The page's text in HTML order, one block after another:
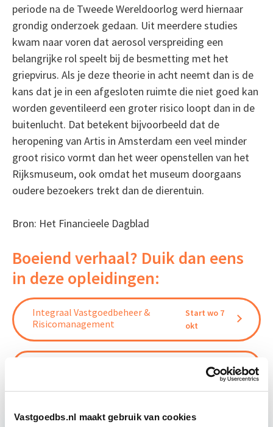
Vastgoedbs.nl maakt gebruik van cookies
periode na de Tweede Wereldoorlog werd hiernaar
grondig onderzoek gedaan. Uit meerdere studies
kwam naar voren dat aerosol verspreiding een
belangrijke rol speelt bij de besmetting met het
griepvirus. Als je deze theorie in acht neemt dan is de
kans dat je in een afgesloten ruimte die niet goed kan
worden geventileerd een groter risico loopt dan in de
buitenlucht. Dat betekent bijvoorbeeld dat de
heropening van Artis in Amsterdam een veel minder
groot risico vormt dan het weer openstellen van het
Rijksmuseum, ook omdat het museum doorgaans
oudere bezoekers trekt dan de dierentuin.
Bron: Het Financieele Dagblad
Boeiend verhaal? Duik dan eens
in deze opleidingen:
Integraal Vastgoedbeheer &
Risicomanagement
Start wo 7
okt
Start wo 9 sep